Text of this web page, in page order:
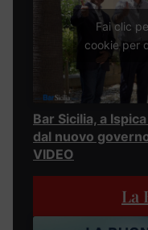
Fai clic
cookie per
Bar Sicilia, a
dal nuovo
VIDEO
La